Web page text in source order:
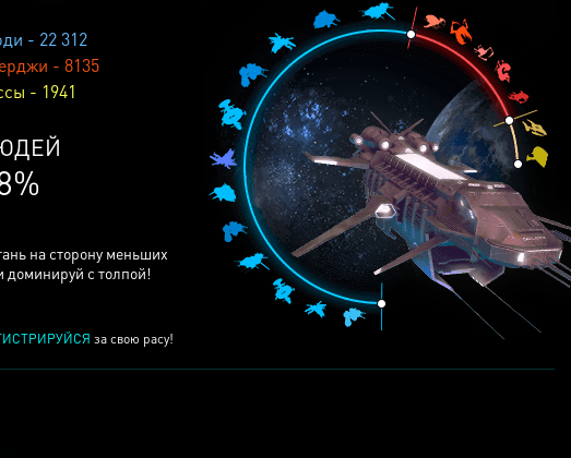
- 22 312
- 8135
- 1941
на сторону меньших
доминируй с толпой!
за свою расу!